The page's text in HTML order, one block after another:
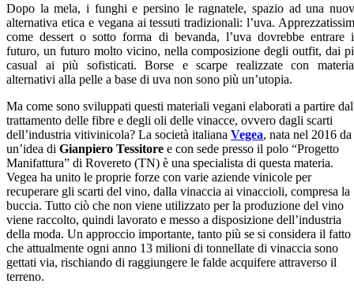
Dopo la mela, i funghi e persino le ragnatele, spazio ad una
alternativa etica e vegana ai tessuti tradizionali: l’uva.
come dessert o sotto forma di bevanda, l’uva dovrebbe entrare
futuro, un futuro molto vicino, nella composizione degli outfit, dai
casual ai più sofisticati. Borse e scarpe realizzate con
alternativi alla pelle a base di uva non sono più un’utopia.
Ma come sono sviluppati questi materiali vegani elaborati a partire dal
trattamento delle fibre e degli oli delle vinacce, ovvero dagli scarti
dell’industria vitivinicola? La società italiana Vegea, nata nel 2016 da
un’idea di Gianpiero Tessitore e con sede presso il polo “Progetto
Manifattura” di Rovereto (TN) è una specialista di questa materia.
Vegea ha unito le proprie forze con varie aziende vinicole per
recuperare gli scarti del vino, dalla vinaccia ai vinaccioli, compresa la
buccia. Tutto ciò che non viene utilizzato per la produzione del vino
viene raccolto, quindi lavorato e messo a disposizione dell’industria
della moda. Un approccio importante, tanto più se si considera il fatto
che attualmente ogni anno 13 milioni di tonnellate di vinaccia sono
gettati via, rischiando di raggiungere le falde acquifere attraverso il
terreno.